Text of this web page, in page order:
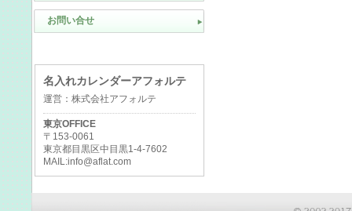
お問い合せ
名入れカレンダーアフォルテ
運営：株式会社アフォルテ
東京OFFICE
〒153-0061
東京都目黒区中目黒1-4-7602
MAIL:info@aflat.com